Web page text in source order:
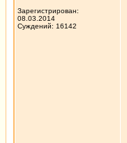
Зарегистрирован:
08.03.2014
Суждений: 16142